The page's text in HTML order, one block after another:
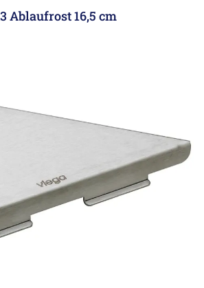
Ablaufrost 16,5 cm